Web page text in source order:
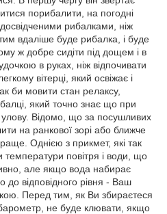
порибалити, на погодні
рибалками, ніж
вдаліше буде рибалка, і буде
ж добре сидіти під дощем і в
в руках, ніж відпочивати
вітерці, який освіжає і
би мовити стан релаксу,
який точно знає що при
улову. Відомо, що за посушливих
на ранкової зорі або ближче
Однією з прикмет, які так
температури повітря і води, що
але якщо вода набирає
до відповідного рівня - Ваш
Перед тим, як Ви збираєтеся
не буде клювати, якщо